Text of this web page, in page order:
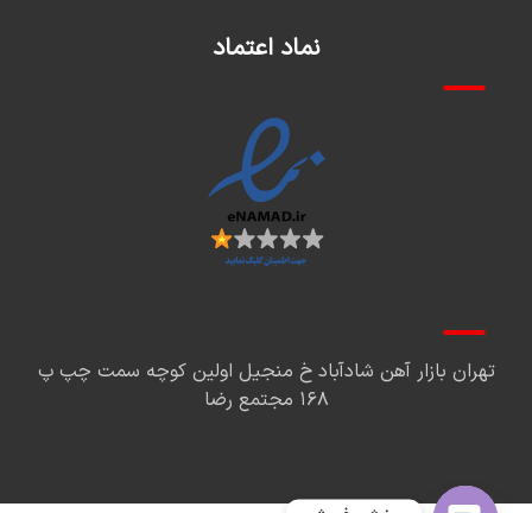
نماد اعتماد
تهران بازار آهن شادآباد خ منجیل اولین کوچه سمت چپ پ
۱۶۸ مجتمع رضا